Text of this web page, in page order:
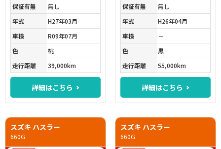
保証有無
無し
年式
H27年03月
車検
R09年07月
色
桃
走行距離
39,000km
詳細はこちら
保証有無
無し
年式
H26年04月
車検
－
色
黒
走行距離
55,000km
詳細はこちら
スズキ ハスラー
660G
スズキ ハスラー
660G